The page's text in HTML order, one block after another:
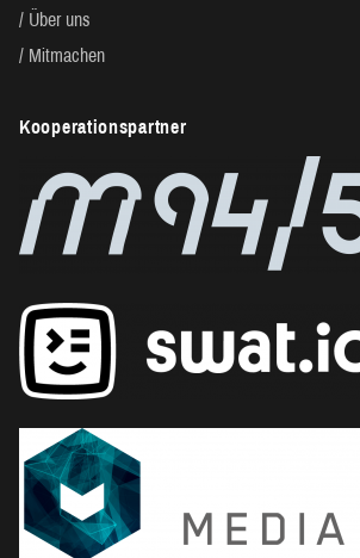
Über uns
Mitmachen
Kooperationspartner